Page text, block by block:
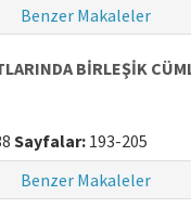
Benzer Makaleler
BİRLEŞİK
Sayfalar: 193-205
Benzer Makaleler